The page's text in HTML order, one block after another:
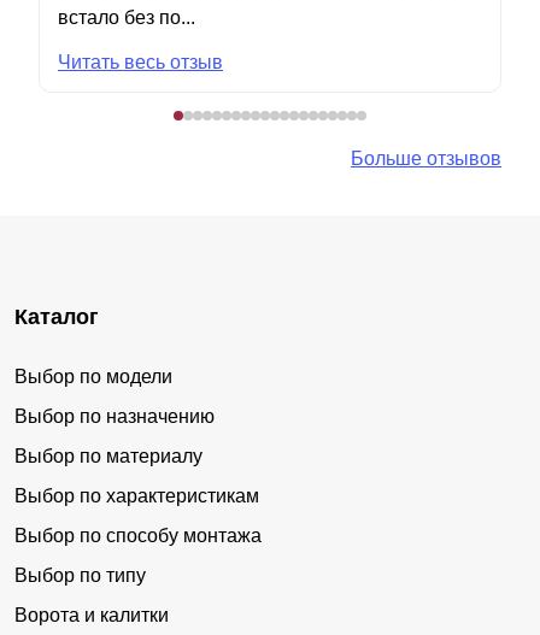
встало без по...
Читать весь отзыв
Больше отзывов
Каталог
Выбор по модели
Выбор по назначению
Выбор по материалу
Выбор по характеристикам
Выбор по способу монтажа
Выбор по типу
Ворота и калитки